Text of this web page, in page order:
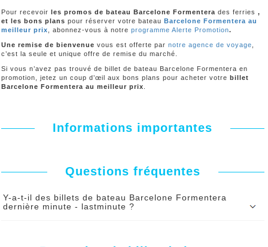
Pour recevoir les promos de bateau Barcelone Formentera des ferries ,
et les bons plans pour réserver votre bateau Barcelone Formentera au
meilleur prix , abonnez-vous à notre programme Alerte Promotion.
Une remise de bienvenue vous est offerte par notre agence de voyage
c’est la seule et unique offre de remise du marché.
Si vous n’avez pas trouvé de billet de bateau Barcelone Formentera en
promotion, jetez un coup d’œil aux bons plans pour acheter votre billet
Barcelone Formentera au meilleur prix
Informations importantes
Questions fréquentes
Y-a-t-il des billets de bateau Barcelone Formentera
dernière minute - lastminute ?